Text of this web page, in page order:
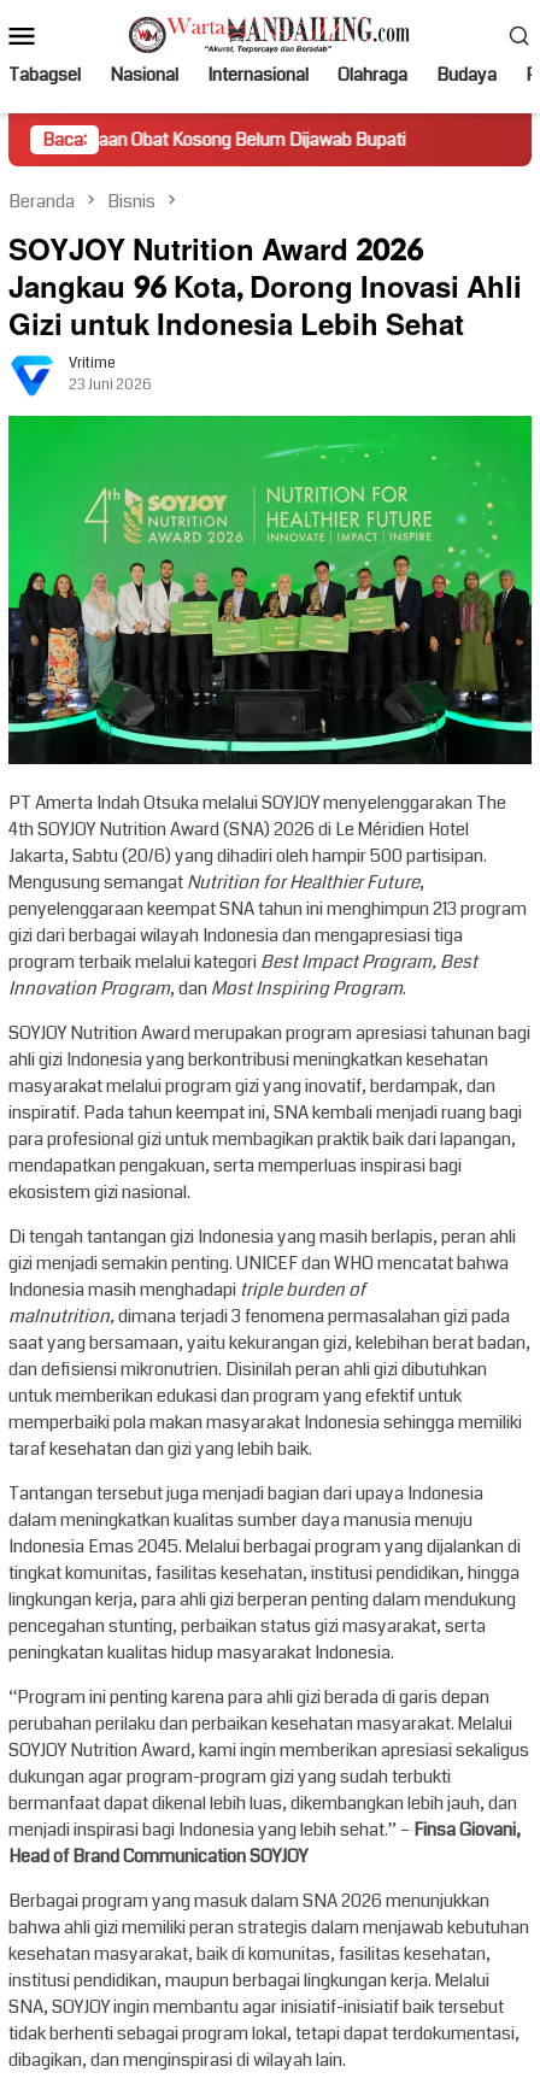
ke
kontenMobile
Tabagsel Nasional Internasional Olahraga Budaya
Baca:
Kosong Belum Dijawab Bupati
Beranda Bisnis
SOYJOY Nutrition Award 2026
Jangkau 96 Kota, Dorong Inovasi Ahli
Gizi untuk Indonesia Lebih Sehat
Vritime
23 Juni 2026
PT Amerta Indah Otsuka melalui SOYJOY menyelenggarakan The
4th SOYJOY Nutrition Award (SNA) 2026 di Le Méridien Hotel
Jakarta, Sabtu (20/6) yang dihadiri oleh hampir 500 partisipan.
Mengusung semangatNutrition for Healthier Future,
penyelenggaraan keempat SNA tahun ini menghimpun 213 program
gizi dari berbagai wilayah Indonesia dan mengapresiasi tiga
program terbaik melalui kategoriBest Impact Program, Best
Innovation Program, danMost Inspiring Program.
SOYJOY Nutrition Award merupakan program apresiasi tahunan bagi
ahli gizi Indonesia yang berkontribusi meningkatkan kesehatan
masyarakat melalui program gizi yang inovatif, berdampak, dan
inspiratif. Pada tahun keempat ini, SNA kembali menjadi ruang bagi
para profesional gizi untuk membagikan praktik baik dari lapangan,
mendapatkan pengakuan, serta memperluas inspirasi bagi
ekosistem gizi nasional.
Di tengah tantangan gizi Indonesia yang masih berlapis, peran ahli
gizi menjadi semakin penting. UNICEF dan WHO mencatat bahwa
Indonesia masih menghadapitriple burden of
malnutrition,dimana terjadi 3 fenomena permasalahan gizi pada
saat yang bersamaan, yaitu kekurangan gizi, kelebihan berat badan,
dan defisiensi mikronutrien. Disinilah peran ahli gizi dibutuhkan
untuk memberikan edukasi dan program yang efektif untuk
memperbaiki pola makan masyarakat Indonesia sehingga memiliki
taraf kesehatan dan gizi yang lebih baik.
Tantangan tersebut juga menjadi bagian dari upaya Indonesia
dalam meningkatkan kualitas sumber daya manusia menuju
Indonesia Emas 2045. Melalui berbagai program yang dijalankan di
tingkat komunitas, fasilitas kesehatan, institusi pendidikan, hingga
lingkungan kerja, para ahli gizi berperan penting dalam mendukung
pencegahan stunting, perbaikan status gizi masyarakat, serta
peningkatan kualitas hidup masyarakat Indonesia.
“Program ini penting karena para ahli gizi berada di garis depan
perubahan perilaku dan perbaikan kesehatan masyarakat. Melalui
SOYJOY Nutrition Award, kami ingin memberikan apresiasi sekaligus
dukungan agar program-program gizi yang sudah terbukti
bermanfaat dapat dikenal lebih luas, dikembangkan lebih jauh, dan
menjadi inspirasi bagi Indonesia yang lebih sehat.” – Finsa Giovani,
Head of Brand Communication SOYJOY
Berbagai program yang masuk dalam SNA 2026 menunjukkan
bahwa ahli gizi memiliki peran strategis dalam menjawab kebutuhan
kesehatan masyarakat, baik di komunitas, fasilitas kesehatan,
institusi pendidikan, maupun berbagai lingkungan kerja. Melalui
SNA, SOYJOY ingin membantu agar inisiatif-inisiatif baik tersebut
tidak berhenti sebagai program lokal, tetapi dapat terdokumentasi,
dibagikan, dan menginspirasi di wilayah lain.